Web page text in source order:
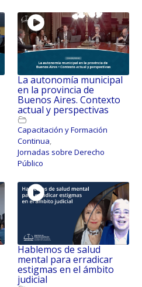
La autonomía municipal
en la provincia de
Buenos Aires. Contexto
actual y perspectivas
Capacitación y Formación
Continua,
Jornadas sobre Derecho
Público
Hablemos de salud
mental para erradicar
estigmas en el ámbito
judicial